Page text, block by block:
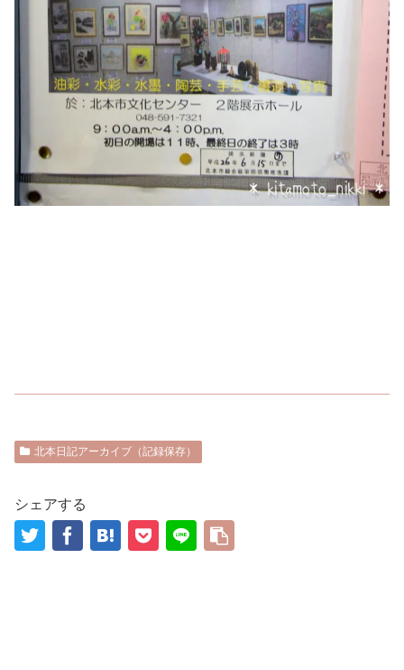
北本日記アーカイブ（記録保存）
シェアする